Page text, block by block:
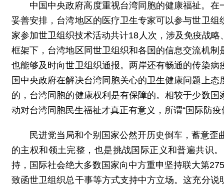
中国中央政府高度重视台湾同胞的健康福祉。
妥善安排，台湾地区的医疗卫生专家可以参与世卫
家参加世卫组织技术活动共计18人次，涉及免疫战
框架下，台湾地区同世卫组织和各国的信息交流机
也能够及时向世卫组织通报。两岸还有畅通的传染
国中央政府在解决台湾同胞关心的卫生健康问题上
的，台湾同胞的健康权利是有保障的。相较于少数
动对台湾同胞民生福祉才真正有意义，所谓“国际防
民进党当局和个别国家公然开历史倒车，蓄意
的主权和领土完整，也是挑战国际正义和普遍共识
持，国际社会绝大多数国家向中方重申坚持联大第
致函世卫组织总干事等方式支持中方立场。这充分